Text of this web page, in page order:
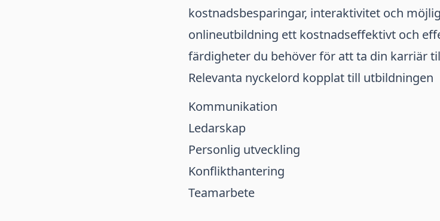
kostnadsbesparingar, interaktivitet och
onlineutbildning ett kostnadseffektivt och
färdigheter du behöver för att ta din karriär
Relevanta nyckelord kopplat till utbildningen
Kommunikation
Ledarskap
Personlig utveckling
Konflikthantering
Teamarbete